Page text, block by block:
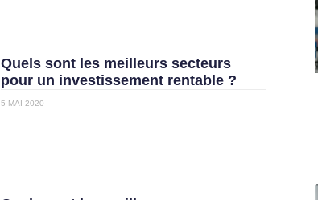
Quels sont les meilleurs secteurs
pour un investissement rentable ?
5 MAI 2020